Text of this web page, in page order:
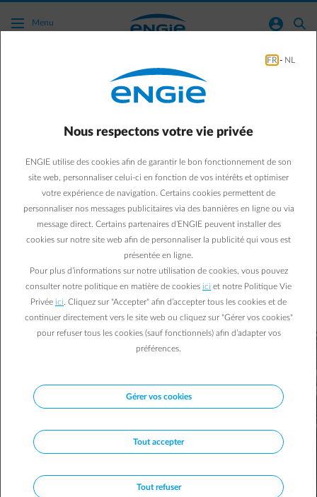
Acc�der au contenu principal
Menu normal-account-circle search
Green Mobility
Rouler à l’électricité,
combien ça coûte ? La
réponse en images.
La voiture électrique préserve l’environnement mais aussi
votre porte-monnaie, grâce aux avantages fiscaux et aux
frais de consommation réduits.
Isabelle V. 27/03/2017 |0 min.
FR - NL
Nous respectons votre vie privée
ENGIE utilise des cookies afin de garantir le bon fonctionnement de son
site web, personnaliser celui-ci en fonction de vos intérêts et optimiser
votre expérience de navigation. Certains cookies permettent de
personnaliser nos messages publicitaires via des bannières en ligne ou via
message direct. Certains partenaires d’ENGIE peuvent installer des
cookies sur notre site web afin de personnaliser la publicité qui vous est
présentée en ligne.
Pour plus d’informations sur notre utilisation de cookies, vous pouvez
consulter notre politique en matière de cookies ici et notre Politique Vie
Privée ici . Cliquez sur "Accepter" afin d’accepter tous les cookies et de
continuer directement vers le site web ou cliquez sur "Gérer vos cookies"
pour refuser tous les cookies (sauf fonctionnels) afin d’adapter vos
préférences.
Gérer vos cookies
Tout accepter
Tout refuser